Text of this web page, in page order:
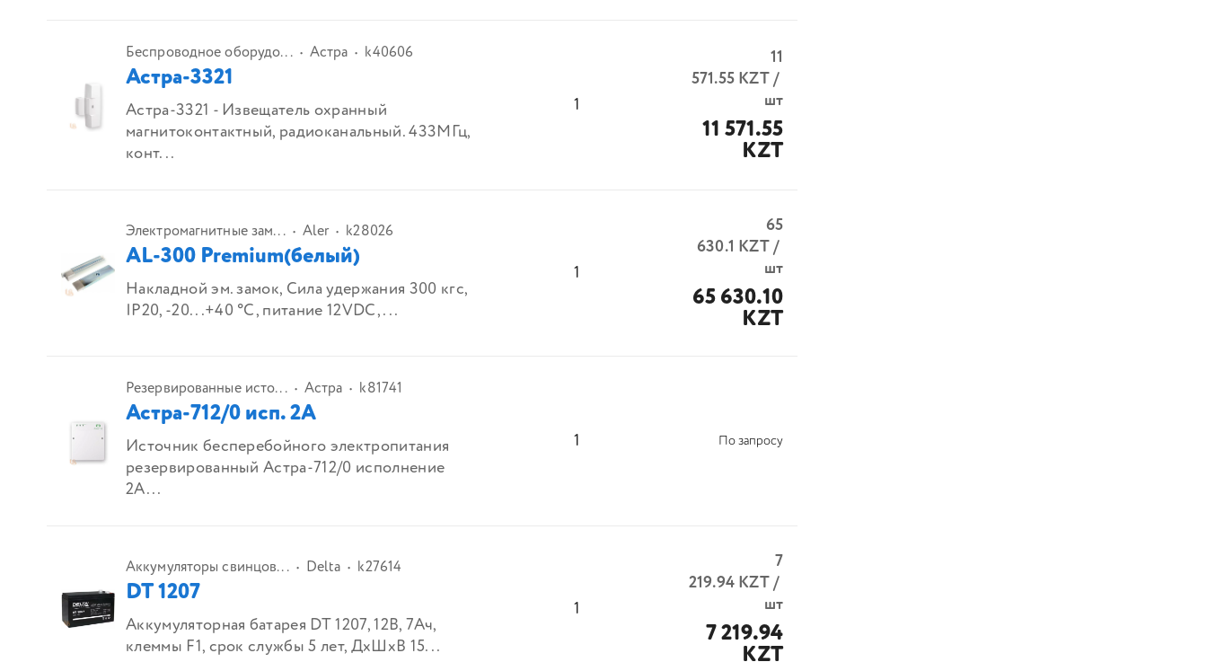
Беспроводное оборудо... Астра k40606
Астра-3321
Астра-3321 - Извещатель охранный
магнитоконтактный, радиоканальный. 433МГц,
конт...
1
11
571.55KZT/
шт
11 571.55
KZT
Электромагнитные зам... Aler k28026
AL-300 Premium(белый)
Накладной эм. замок, Сила удержания 300 кгc,
IP20, -20...+40 °C, питание 12VDC, ...
1
65
630.1 KZT/
шт
65 630.10
KZT
Резервированные исто... Астра k81741
Астра-712/0 исп. 2А
Источник бесперебойного электропитания
резервированный Астра-712/0 исполнение
2А...
1 По запросу
Аккумуляторы свинцов... Delta k27614
DT 1207
Аккумуляторная батарея DT 1207, 12В, 7Ач,
клеммы F1, срок службы 5 лет, ДхШхВ 15...
1
7
219.94KZT/
шт
7 219.94
KZT